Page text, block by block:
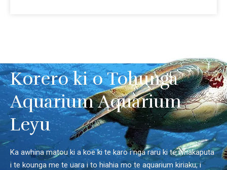
Korero ki o Tohunga
Aquarium Aquarium
Leyu
Ka awhina matou ki a koe ki te karo i nga raru ki te whakaputa
i te kounga me te uara i to hiahia mo te aquarium kiriaku, i